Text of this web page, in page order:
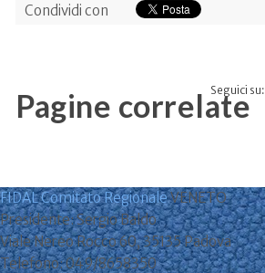
Condividi con
Seguici su:
Pagine correlate
FIDAL Comitato RegionaleVENETO
Presidente: Sergio Baldo
Viale Nereo Rocco 60, 35135 Padova
Telefono: 049/8658350